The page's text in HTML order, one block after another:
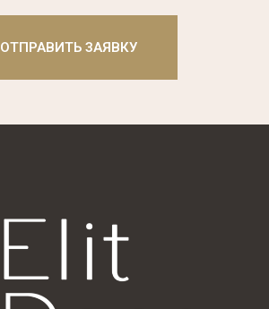
ОТПРАВИТЬ ЗАЯВКУ